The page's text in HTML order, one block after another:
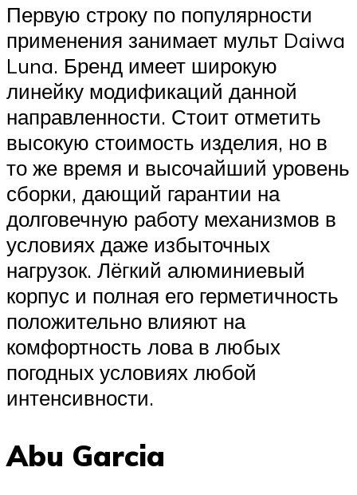
Первую строку по популярности
применения занимает мульт Daiwa
Luna. Бренд имеет широкую
линейку модификаций данной
направленности. Стоит отметить
высокую стоимость изделия, но в
то же время и высочайший уровень
сборки, дающий гарантии на
долговечную работу механизмов в
условиях даже избыточных
нагрузок. Лёгкий алюминиевый
корпус и полная его герметичность
положительно влияют на
комфортность лова в любых
погодных условиях любой
интенсивности.
Abu Garcia